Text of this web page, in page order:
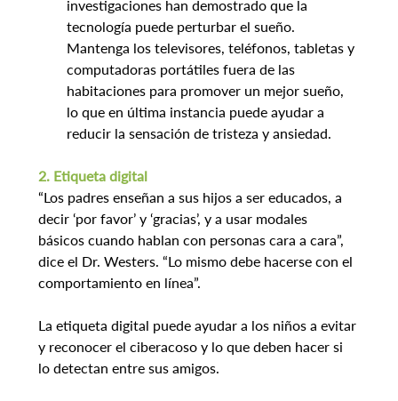
investigaciones han demostrado que la
tecnología puede perturbar el sueño.
Mantenga los televisores, teléfonos, tabletas y
computadoras portátiles fuera de las
habitaciones para promover un mejor sueño,
lo que en última instancia puede ayudar a
reducir la sensación de tristeza y ansiedad.
2. Etiqueta digital
“Los padres enseñan a sus hijos a ser educados, a
decir ‘por favor’ y ‘gracias’, y a usar modales
básicos cuando hablan con personas cara a cara”,
dice el Dr. Westers. “Lo mismo debe hacerse con el
comportamiento en línea”.
La etiqueta digital puede ayudar a los niños a evitar
y reconocer el ciberacoso y lo que deben hacer si
lo detectan entre sus amigos.